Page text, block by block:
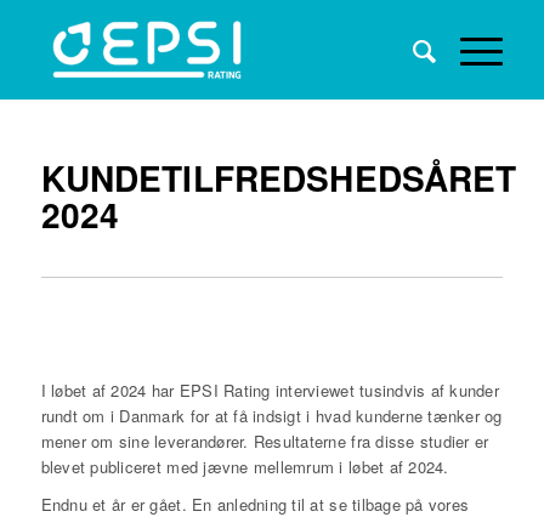
KUNDETILFREDSHEDSÅRET
2024
I løbet af 2024 har EPSI Rating interviewet tusindvis af kunder
rundt om i Danmark for at få indsigt i hvad kunderne tænker og
mener om sine leverandører. Resultaterne fra disse studier er
blevet publiceret med jævne mellemrum i løbet af 2024.
Endnu et år er gået. En anledning til at se tilbage på vores